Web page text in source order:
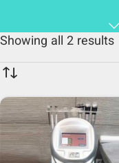
Showing all 2 results